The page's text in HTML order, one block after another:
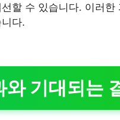
할 수 있습니다. 이러
다.
와 기대되는